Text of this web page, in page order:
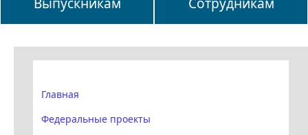
Главная
Федеральные проекты